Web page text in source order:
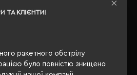
ТА КЛІЄНТИ!
ракетного обстрілу
було повністю знищено